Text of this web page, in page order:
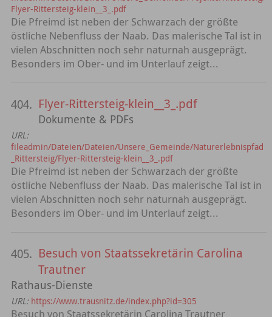
Flyer-Rittersteig-klein__3_.pdf
Die Pfreimd ist neben der Schwarzach der größte
östliche Nebenfluss der Naab. Das malerische Tal ist in
vielen Abschnitten noch sehr naturnah ausgeprägt.
Besonders im Ober- und im Unterlauf zeigt...
404. Flyer-Rittersteig-klein__3_.pdf
Dokumente & PDFs
URL:
fileadmin/Dateien/Dateien/Unsere_Gemeinde/Naturerlebnispfad
_Rittersteig/Flyer-Rittersteig-klein__3_.pdf
Die Pfreimd ist neben der Schwarzach der größte
östliche Nebenfluss der Naab. Das malerische Tal ist in
vielen Abschnitten noch sehr naturnah ausgeprägt.
Besonders im Ober- und im Unterlauf zeigt...
405. Besuch von Staatssekretärin Carolina
Trautner
Rathaus-Dienste
URL: https://www.trausnitz.de/index.php?id=305
Besuch von Staatssekretärin Carolina Trautner